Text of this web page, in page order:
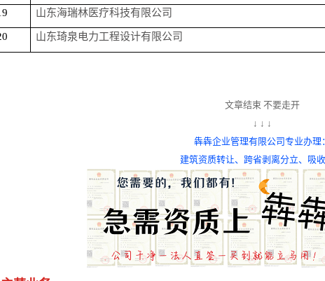
山东海瑞林医疗科技有限公司
山东琦泉电力工程设计有限公司
文章结束 不要走开
↓ ↓ ↓
犇犇企业管理有限公司专业办理：
建筑资质转让、 跨省剥离分立、吸